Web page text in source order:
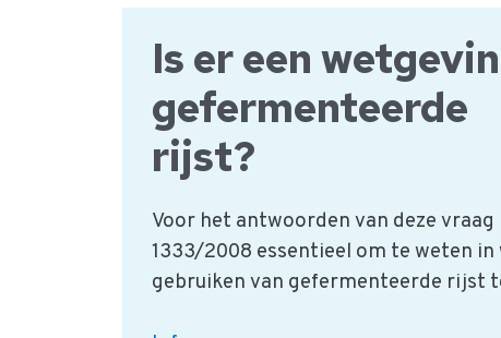
HACCP
Productgroep
Is er een
gefermenteerde
rijst?
Voor het antwoorden van deze
1333/2008 essentieel om te weten
gebruiken van gefermenteerde rijst